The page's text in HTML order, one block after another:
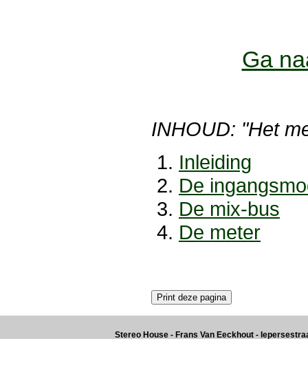
Ga
INHOUD: "Het
Inleiding
De
De mix-bus
De meter
Stereo House - Frans Van Eeckhout -